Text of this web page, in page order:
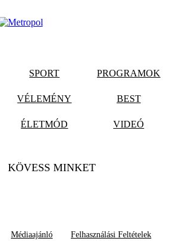
SPORT PROGRAMOK
VÉLEMÉNY BEST
ÉLETMÓD VIDEÓ
KÖVESS MINKET
Médiaajánló Felhasználási Feltételek